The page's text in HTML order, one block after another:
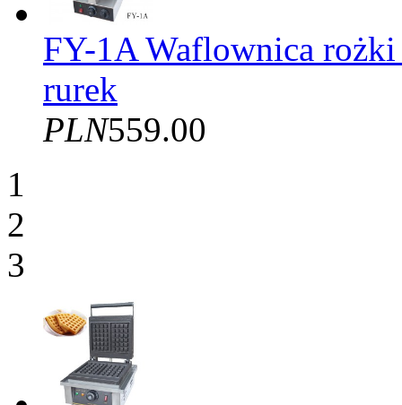
FY-1A Waflownica
rurek
PLN559.00
1
2
3